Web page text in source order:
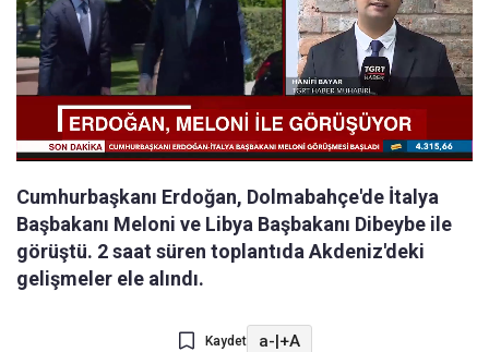
Cumhurbaşkanı Erdoğan, Dolmabahçe'de İtalya
Başbakanı Meloni ve Libya Başbakanı Dibeybe ile
görüştü. 2 saat süren toplantıda Akdeniz'deki
gelişmeler ele alındı.
Kaydet a-|+A